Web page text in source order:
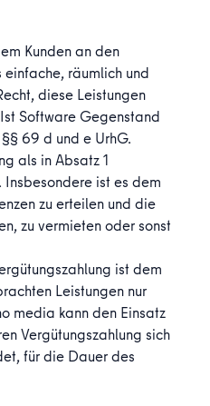
Kunden an den
räumlich und
diese Leistungen
Software Gegenstand
69 d und e UrhG.
als in Absatz 1
ist es dem
zu erteilen und die
zu vermieten oder sonst
ist dem
Leistungen nur
media kann den Einsatz
Vergütungszahlung sich
für die Dauer des